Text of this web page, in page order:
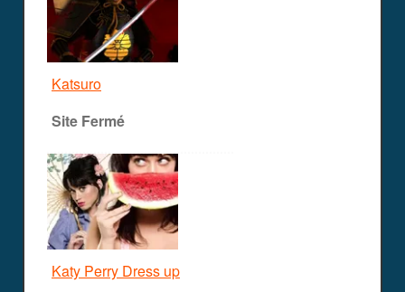
Katsuro
Site Fermé
Katy Perry Dress up